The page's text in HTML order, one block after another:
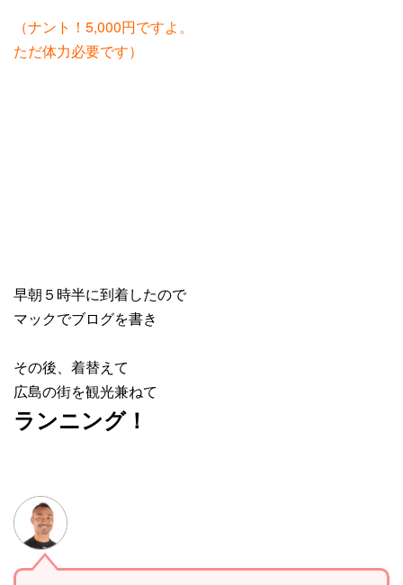
（ナント！5,000円ですよ。
ただ体力必要です）
早朝５時半に到着したので
マックでブログを書き
その後、着替えて
広島の街を観光兼ねて
ランニング！